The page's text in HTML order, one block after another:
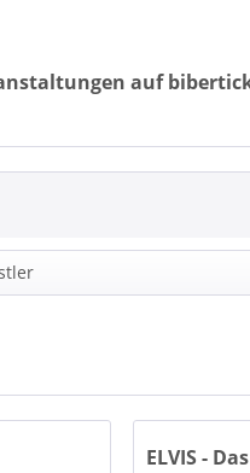
auf
40 Fingers
ELVIS -